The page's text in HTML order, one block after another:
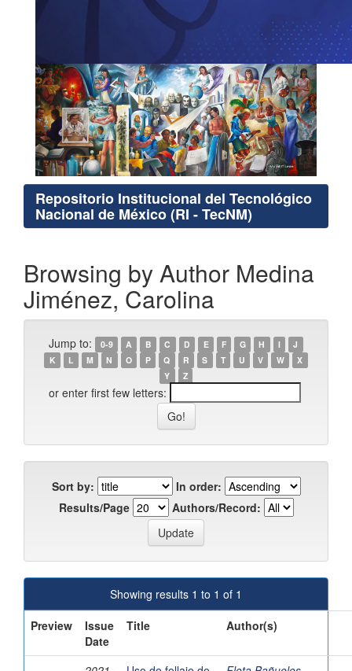
Repositorio Institucional del Tecnológico
Nacional de México (RI - TecNM)
Browsing by Author Medina
Jiménez, Carolina
Jump to: 0-9 A B C D E F G H I
J
K
L M N O P Q R S T U V W
X
Y
Z
or enter first few letters:
Sort by:
In order:
Results/Page
Authors/Record:
Showing results 1 to 1 of 1
Preview
Issue
Date
Title Author(s)